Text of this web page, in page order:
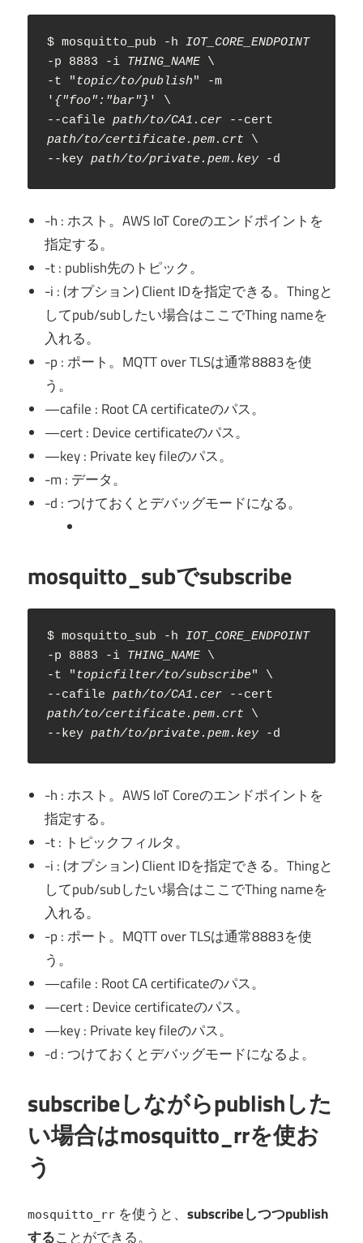
$ mosquitto_pub -h IOT_CORE_ENDPOINT
-p 8883 -i THING_NAME \
-t " topic/to/publish" -m
' {"foo":"bar"} ' \
--cafile path/to/CA1.cer
path/to/certificate.pem.crt \
--key path/to/private.pem.key -d
-h : ホスト。AWS IoT Coreのエンドポイントを
指定する。
-t : publish先のトピック。
-i : (オプション) Client IDを指定できる。Thingと
してpub/subしたい場合はここでThing nameを
入れる。
-p : ポート。MQTT over TLSは通常8883を使
う。
—cafile : Root CA certificateのパス。
—cert : Device certificateのパス。
—key : Private key fileのパス。
-m : データ。
-d : つけておくとデバッグモードになる。
mosquitto_subでsubscribe
$ mosquitto_sub -h IOT_CORE_ENDPOINT
-p 8883 -i THING_NAME \
-t " topicfilter/to/subscribe" \
--cafile path/to/CA1.cer
path/to/certificate.pem.crt \
--key path/to/private.pem.key -d
-h : ホスト。AWS IoT Coreのエンドポイントを
指定する。
-t : トピックフィルタ。
-i : (オプション) Client IDを指定できる。Thingと
してpub/subしたい場合はここでThing nameを
入れる。
-p : ポート。MQTT over TLSは通常8883を使
う。
—cafile : Root CA certificateのパス。
—cert : Device certificateのパス。
—key : Private key fileのパス。
-d : つけておくとデバッグモードになるよ。
subscribeしながらpublishした
い場合はmosquitto_rrを使お
う
mosquitto_rr を使うと、 subscribeしつつpublish
することができる。